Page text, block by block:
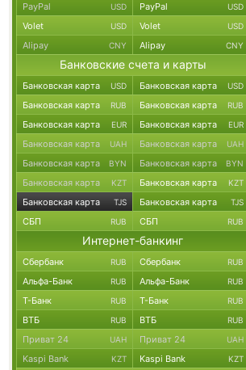
PayPal USD PayPal USD
Volet USD Volet USD
Alipay CNY Alipay CNY
Банковские счета и карты
Банковская карта USD Банковская карта USD
Банковская карта RUB Банковская карта RUB
Банковская карта EUR Банковская карта EUR
Банковская карта UAH Банковская карта UAH
Банковская карта BYN Банковская карта BYN
Банковская карта KZT Банковская карта KZT
Банковская карта TJS Банковская карта TJS
СБП RUB СБП RUB
Интернет-банкинг
Сбербанк RUB Сбербанк RUB
Альфа-Банк RUB Альфа-Банк RUB
Т-Банк RUB Т-Банк RUB
ВТБ RUB ВТБ RUB
Приват 24 UAH Приват 24 UAH
Kaspi Bank KZT Kaspi Bank KZT